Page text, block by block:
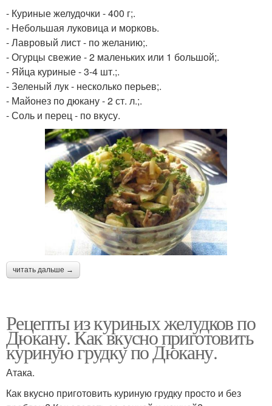
- Куриные желудочки - 400 г;.
- Небольшая луковица и морковь.
- Лавровый лист - по желанию;.
- Огурцы свежие - 2 маленьких или 1 большой;.
- Яйца куриные - 3-4 шт.;.
- Зеленый лук - несколько перьев;.
- Майонез по дюкану - 2 ст. л.;.
- Соль и перец - по вкусу.
читать дальше →
Рецепты из куриных желудков по
Дюкану. Как вкусно приготовить
куриную грудку по Дюкану.
Атака.
Как вкусно приготовить куриную грудку просто и без